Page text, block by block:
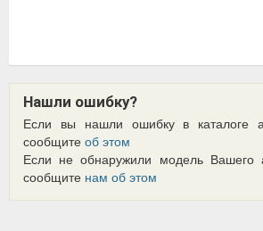
Нашли ошибку?
Если вы нашли ошибку в каталоге
сообщите об этом
Если не обнаружили модель Вашего
сообщите нам об этом